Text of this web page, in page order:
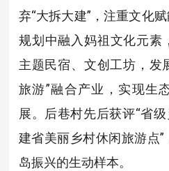
弃“大拆大建”，注重文化
规划中融入妈祖文化元素
主题民宿、文创工坊，发
旅游”融合产业，实现生
展。后巷村先后获评“省
建省美丽乡村休闲旅游点
岛振兴的生动样本。